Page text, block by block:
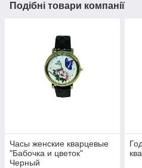
Подібні товари компанії
Часы женские кварцевые
"Бабочка и цветок"
Черный